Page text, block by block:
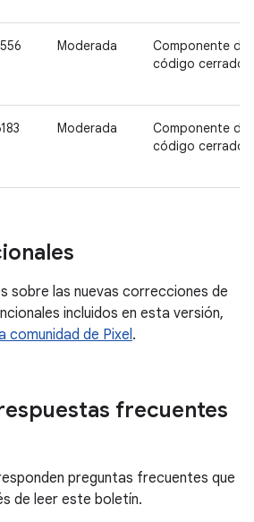
Moderada
Componente de
código cerrado
Moderada
Componente de
código cerrado
sobre las nuevas correcciones de
incluidos en esta versión,
comunidad de Pixel.
frecuentes
preguntas frecuentes que
de leer este boletín.